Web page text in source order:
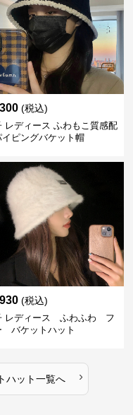
(税込)
レディース ふわもこ質感配
イピングバケット帽
(税込)
レディース ふわふわ フ
バケットハット
ハット一覧へ ›